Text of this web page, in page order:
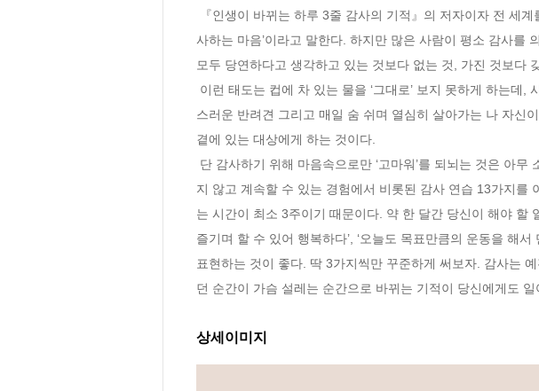
사하는 마음’이라고 말한다. 하지만 많은 사람이 평소 감사를
모두 당연하다고 생각하고 있는 것보다 없는 것, 가진 것보다
스러운 반려견 그리고 매일 숨 쉬며 열심히 살아가는 나 자신
곁에 있는 대상에게 하는 것이다.
지 않고 계속할 수 있는 경험에서 비롯된 감사 연습 13가지를
는 시간이 최소 3주이기 때문이다. 약 한 달간 당신이 해야 할
즐기며 할 수 있어 행복하다’, ‘오늘도 목표만큼의 운동을 해
표현하는 것이 좋다. 딱 3가지씩만 꾸준하게 써보자. 감사는
던 순간이 가슴 설레는 순간으로 바뀌는 기적이 당신에게도 일
상세이미지